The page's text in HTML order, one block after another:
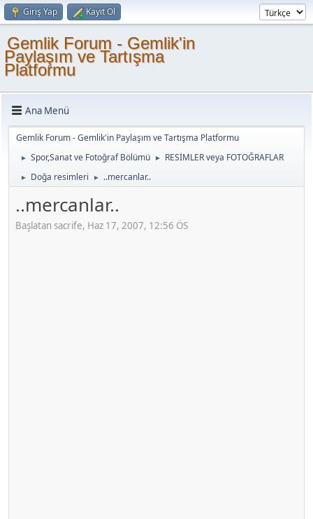
Giriş Yap Kayıt Ol
Gemlik Forum - Gemlik'in
Paylaşım ve Tartışma
Platformu
Ana Menü
Gemlik Forum - Gemlik'in Paylaşım ve Tartışma Platformu
► Spor,Sanat ve Fotoğraf Bölümü ► RESİMLER veya FOTOĞRAFLAR
► Doğa resimleri ► ..mercanlar..
..mercanlar..
Başlatan sacrife, Haz 17, 2007, 12:56 ÖS